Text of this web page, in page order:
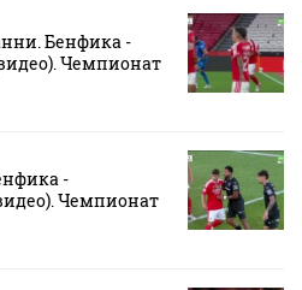
Бенфика -
Чемпионат
-
Чемпионат